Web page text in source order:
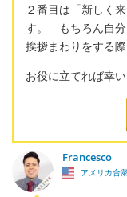
２番目は「新しく
す。 もちろん自分
挨拶まわりをする際
お役に立てれば幸
Francesco
アメリカ合